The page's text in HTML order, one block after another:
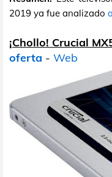
2019 ya fue analizado
¡Chollo! Crucial
oferta - Web